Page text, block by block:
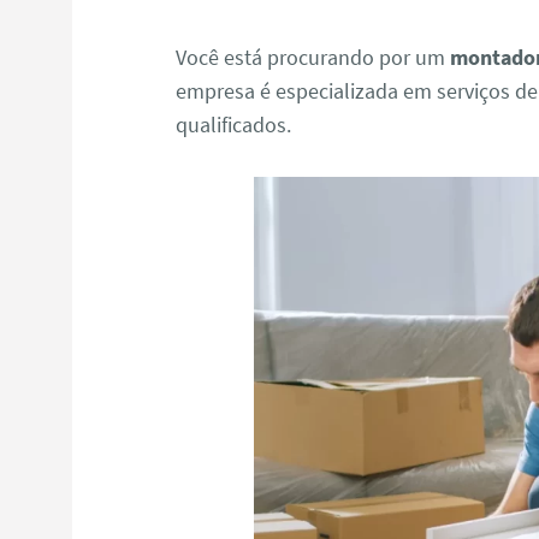
Você está procurando por um
empresa é especializada em serviços
qualificados.